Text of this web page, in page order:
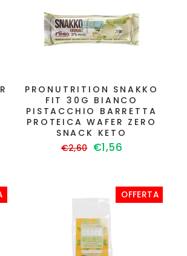
PRONUTRITION SNAKKO
FIT 30G BIANCO
PISTACCHIO BARRETTA
PROTEICA WAFER ZERO
SNACK KETO
Prezzo
€2,60 Prezzo
€1,56
OFFERTA